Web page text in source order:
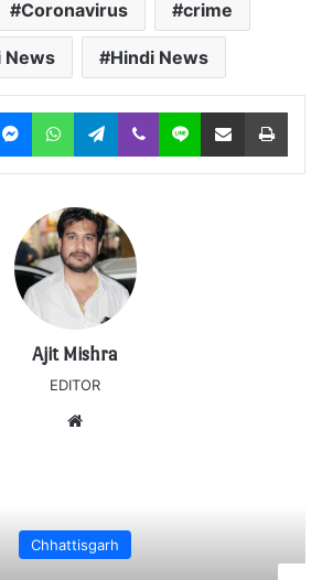
Coronavirus crime
News Hindi News
MessengerWhatsAppTelegram
Viber Line Share via Email Print
Ajit Mishra
EDITOR
Chhattisgarh